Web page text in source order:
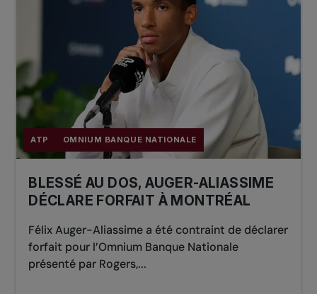
ATP OMNIUM BANQUE NATIONALE
BLESSÉ AU DOS, AUGER-ALIASSIME
DÉCLARE FORFAIT À MONTRÉAL
Félix Auger-Aliassime a été contraint de déclarer
forfait pour l’Omnium Banque Nationale
présenté par Rogers,...